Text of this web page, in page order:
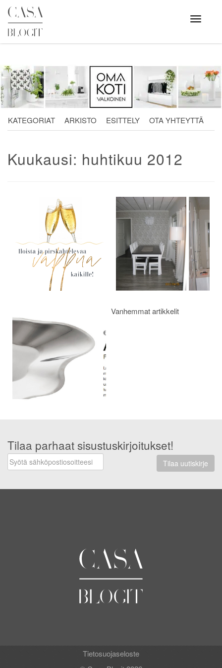
Skip
content
Avaa
valikko
KATEGORIAT ARKISTO ESITTELY OTA YHTEYTTÄ
Kuukausi: huhtikuu 2012
Artikkelien
selaus
Vanhemmat artikkelit
Tilaa parhaat sisustuskirjoitukset!
Tilaa uutiskirje
Tietosuojaseloste